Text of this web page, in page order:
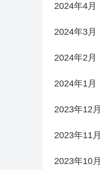
2024年4月
2024年3月
2024年2月
2024年1月
2023年12月
2023年11月
2023年10月